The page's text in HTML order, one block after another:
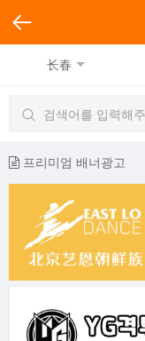
长春
프리미엄 배너광고